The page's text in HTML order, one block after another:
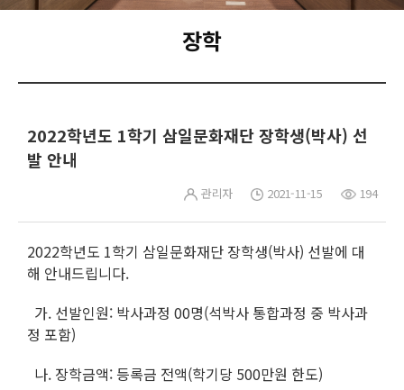
장학
2022학년도 1학기 삼일문화재단 장학생(박사) 선
발 안내
관리자 2021-11-15 194
2022학년도 1학기 삼일문화재단 장학생(박사) 선발에 대
해 안내드립니다.
가. 선발인원: 박사과정 00명(석박사 통합과정 중 박사과
정 포함)
나. 장학금액: 등록금 전액(학기당 500만원 한도)